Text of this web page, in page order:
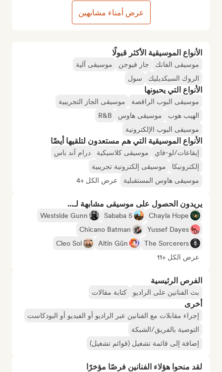
الأنواع الموسيقية الأكثر قبولًا
موسيقى الفانك جاز فيوجن
موسيقى آلية
الروك السيكديليك
سول
الأنواع التي يحبونها
موسيقى البوب الراقصة
موسيقى الجاز التجريبية
الهيب هوب
موسيقى هاوس
R&B
موسيقى البوب الإلكترونية
الأنواع الموسيقية التي هم مستعدون لتلقيها أيضًا
إيقاعات/لو-فاي موسيقى كلاسيكية
درام آند باس
إلكترونيكا
موسيقى إلكترونية تجريبية
موسيقى هاوس المستقبلية
عرض الكل +4
يريدون الحصول على موسيقى مشابهة لـ...
Chayla Hope
Sababa 5
Westside Gunn
Yussef Dayes
Chicano Batman
The Sorcerers
Altin Gün
Cleo Sol
عرض الكل +11
الفرص الرئيسية
بث الفنانين على الراديو كتابة مقالات
أخرى
إجراء مقابلات مع الفنانين عبر الراديو أو الفيديو أو البودكاست
التوصية بالفريق/الشبكة
إضافة إلى قائمة تشغيل (قوائم تشغيل)
لقد منحوا هؤلاء الفنانين فرصًا مؤخرًا
عرض أمناء مشابهين